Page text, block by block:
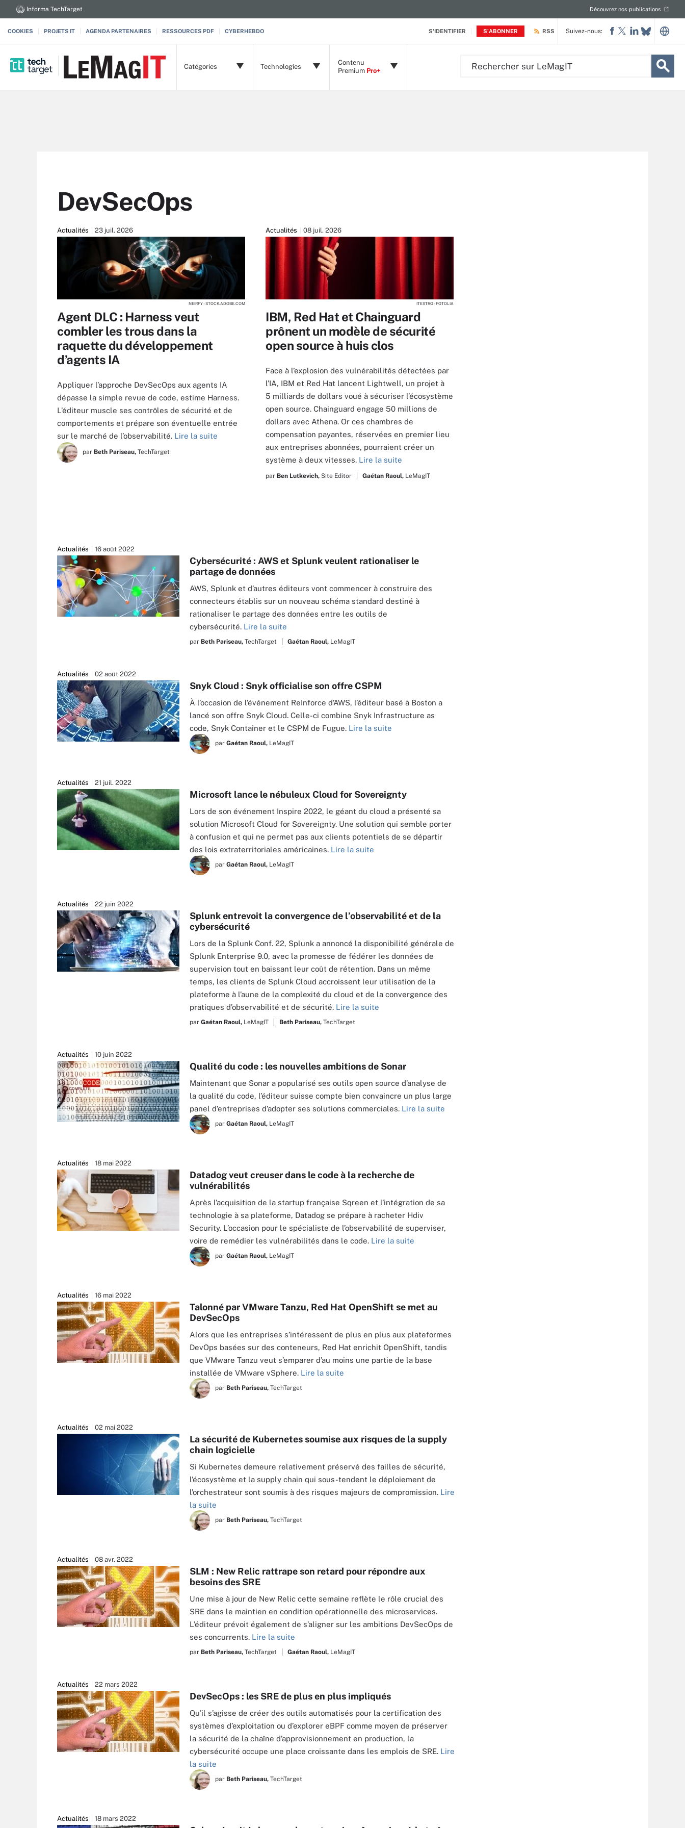
S'IDENTIFIER S'ABONNER
Informa TechTarget Découvrez nos publications
COOKIES PROJETS IT AGENDA PARTENAIRES RESSOURCES PDF CYBERHEBDO RSS
Catégories Technologies
Contenu
Premium Pro+
Suivez-nous:
DevSecOps
Actualités 23 juil. 2026
NEIRFY - STOCK.ADOBE.COM
Agent DLC : Harness veut
combler les trous dans la
raquette du développement
d’agents IA
Appliquer l’approche DevSecOps aux agents IA
dépasse la simple revue de code, estime Harness.
L’éditeur muscle ses contrôles de sécurité et de
comportements et prépare son éventuelle entrée
sur le marché de l’observabilité. Lire la suite
par Beth Pariseau, TechTarget
Actualités 08 juil. 2026
ITESTRO - FOTOLIA
IBM, Red Hat et Chainguard
prônent un modèle de sécurité
open source à huis clos
Face à l’explosion des vulnérabilités détectées par
l’IA, IBM et Red Hat lancent Lightwell, un projet à
5 milliards de dollars voué à sécuriser l’écosystème
open source. Chainguard engage 50 millions de
dollars avec Athena. Or ces chambres de
compensation payantes, réservées en premier lieu
aux entreprises abonnées, pourraient créer un
système à deux vitesses. Lire la suite
par Ben Lutkevich, Site Editor Gaétan Raoul, LeMagIT
Actualités 16 août 2022
Cybersécurité : AWS et Splunk veulent rationaliser le
partage de données
AWS, Splunk et d’autres éditeurs vont commencer à construire des
connecteurs établis sur un nouveau schéma standard destiné à
rationaliser le partage des données entre les outils de
cybersécurité. Lire la suite
par Beth Pariseau, TechTarget Gaétan Raoul, LeMagIT
Actualités 02 août 2022
Snyk Cloud : Snyk officialise son offre CSPM
À l’occasion de l’événement ReInforce d’AWS, l’éditeur basé à Boston a
lancé son offre Snyk Cloud. Celle-ci combine Snyk Infrastructure as
code, Snyk Container et le CSPM de Fugue. Lire la suite
par Gaétan Raoul, LeMagIT
Actualités 21 juil. 2022
Microsoft lance le nébuleux Cloud for Sovereignty
Lors de son événement Inspire 2022, le géant du cloud a présenté sa
solution Microsoft Cloud for Sovereignty. Une solution qui semble porter
à confusion et qui ne permet pas aux clients potentiels de se départir
des lois extraterritoriales américaines. Lire la suite
par Gaétan Raoul, LeMagIT
Actualités 22 juin 2022
Splunk entrevoit la convergence de l’observabilité et de la
cybersécurité
Lors de la Splunk Conf. 22, Splunk a annoncé la disponibilité générale de
Splunk Enterprise 9.0, avec la promesse de fédérer les données de
supervision tout en baissant leur coût de rétention. Dans un même
temps, les clients de Splunk Cloud accroissent leur utilisation de la
plateforme à l’aune de la complexité du cloud et de la convergence des
pratiques d’observabilité et de sécurité. Lire la suite
par Gaétan Raoul, LeMagIT Beth Pariseau, TechTarget
Actualités 10 juin 2022
Qualité du code : les nouvelles ambitions de Sonar
Maintenant que Sonar a popularisé ses outils open source d’analyse de
la qualité du code, l’éditeur suisse compte bien convaincre un plus large
panel d’entreprises d’adopter ses solutions commerciales. Lire la suite
par Gaétan Raoul, LeMagIT
Actualités 18 mai 2022
Datadog veut creuser dans le code à la recherche de
vulnérabilités
Après l’acquisition de la startup française Sqreen et l’intégration de sa
technologie à sa plateforme, Datadog se prépare à racheter Hdiv
Security. L’occasion pour le spécialiste de l’observabilité de superviser,
voire de remédier les vulnérabilités dans le code. Lire la suite
par Gaétan Raoul, LeMagIT
Actualités 16 mai 2022
Talonné par VMware Tanzu, Red Hat OpenShift se met au
DevSecOps
Alors que les entreprises s’intéressent de plus en plus aux plateformes
DevOps basées sur des conteneurs, Red Hat enrichit OpenShift, tandis
que VMware Tanzu veut s’emparer d’au moins une partie de la base
installée de VMware vSphere. Lire la suite
par Beth Pariseau, TechTarget
Actualités 02 mai 2022
La sécurité de Kubernetes soumise aux risques de la supply
chain logicielle
Si Kubernetes demeure relativement préservé des failles de sécurité,
l’écosystème et la supply chain qui sous-tendent le déploiement de
l’orchestrateur sont soumis à des risques majeurs de compromission. Lire
la suite
par Beth Pariseau, TechTarget
Actualités 08 avr. 2022
SLM : New Relic rattrape son retard pour répondre aux
besoins des SRE
Une mise à jour de New Relic cette semaine reflète le rôle crucial des
SRE dans le maintien en condition opérationnelle des microservices.
L’éditeur prévoit également de s’aligner sur les ambitions DevSecOps de
ses concurrents. Lire la suite
par Beth Pariseau, TechTarget Gaétan Raoul, LeMagIT
Actualités 22 mars 2022
DevSecOps : les SRE de plus en plus impliqués
Qu’il s’agisse de créer des outils automatisés pour la certification des
systèmes d’exploitation ou d’explorer eBPF comme moyen de préserver
la sécurité de la chaîne d’approvisionnement en production, la
cybersécurité occupe une place croissante dans les emplois de SRE. Lire
la suite
par Beth Pariseau, TechTarget
Actualités 18 mars 2022